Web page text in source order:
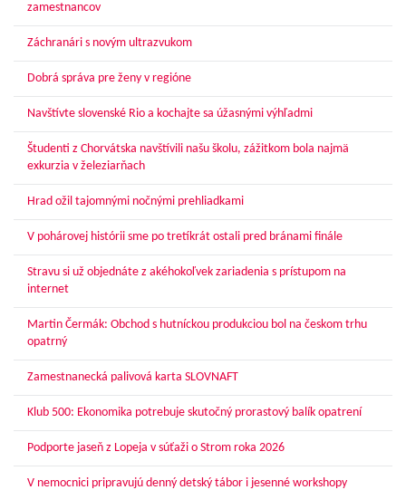
zamestnancov
Záchranári s novým ultrazvukom
Dobrá správa pre ženy v regióne
Navštívte slovenské Rio a kochajte sa úžasnými výhľadmi
Študenti z Chorvátska navštívili našu školu, zážitkom bola najmä
exkurzia v železiarňach
Hrad ožil tajomnými nočnými prehliadkami
V pohárovej histórii sme po tretíkrát ostali pred bránami finále
Stravu si už objednáte z akéhokoľvek zariadenia s prístupom na
internet
Martin Čermák: Obchod s hutníckou produkciou bol na českom trhu
opatrný
Zamestnanecká palivová karta SLOVNAFT
Klub 500: Ekonomika potrebuje skutočný prorastový balík opatrení
Podporte jaseň z Lopeja v súťaži o Strom roka 2026
V nemocnici pripravujú denný detský tábor i jesenné workshopy